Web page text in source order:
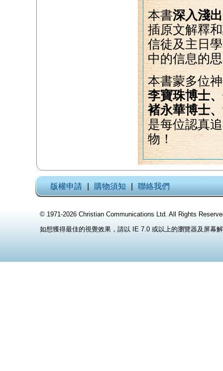
本書深入淺出
插原文解釋
信徒及主日
中的信息的
本書蒙多位
李寶珠博士
褚永華博士
是每位認真
物！
版權申請 購物須知 聯絡我們
© 1971-2026 Christian Communications Ltd. All Rights
如想獲得最佳的視覺效果，請以 IE 7.0 或以上的瀏覽器及屏幕